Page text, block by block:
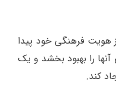
هویت فرهنگی خود پیدا
را بهبود بخشد و یک
کند.